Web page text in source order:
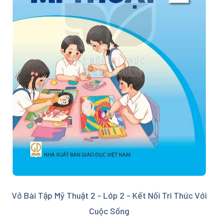
Vở Bài Tập Mỹ Thuật 2 - Lớp 2 - Kết Nối Tri Thức Với
Cuộc Sống